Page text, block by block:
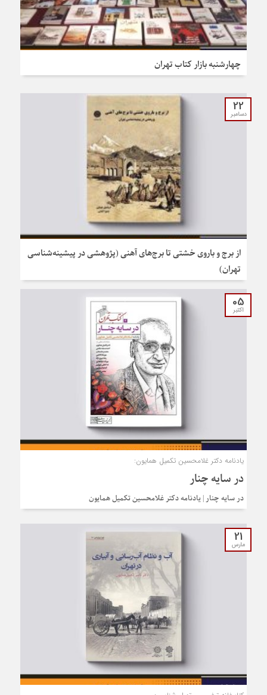
چهارشنبه بازار کتاب تهران
22
دسامبر
از برج و باروی خشتی تا برج‌های آهنی (پژوهشی در پیشینه‌شناسی
تهران)
05
اکتبر
یادنامه دکتر غلامحسین تکمیل همایون:
در سایه چنار
در سایه چنار | یادنامه دکتر غلامحسین تکمیل همایون
21
مارس